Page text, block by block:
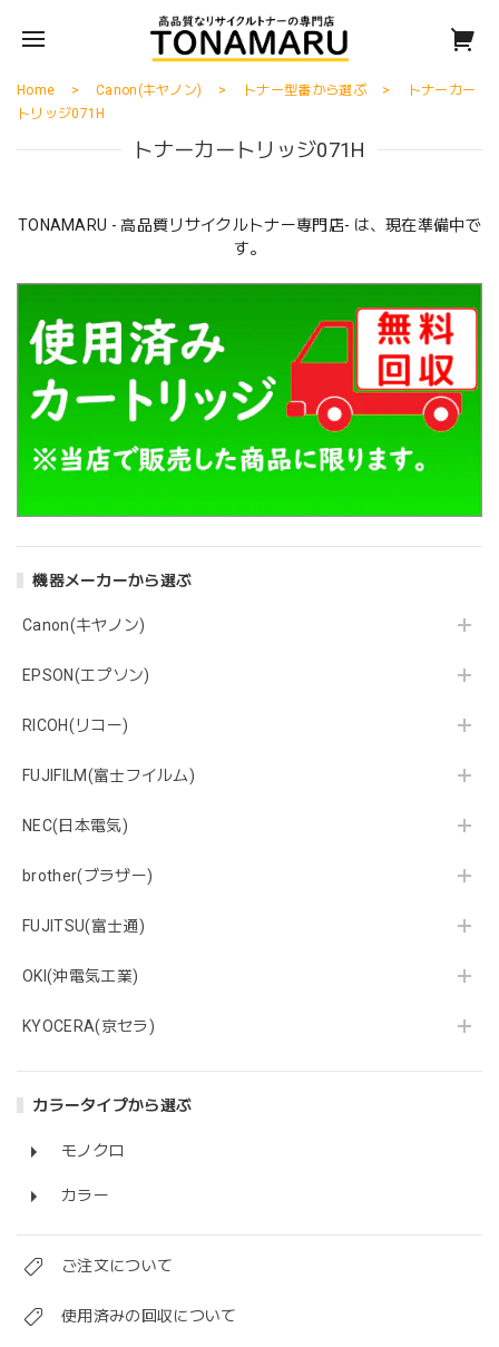
機器メーカーから選ぶ
Canon(キヤノン)
EPSON(エプソン)
RICOH(リコー)
FUJIFILM(富士フイルム)
NEC(日本電気)
brother(ブラザー)
FUJITSU(富士通)
OKI(沖電気工業)
KYOCERA(京セラ)
カラータイプから選ぶ
モノクロ
カラー
ご注文について
使用済みの回収について
Home Canon(キヤノン) トナー型番から選ぶ
トナーカー
トリッジ071H
トナーカートリッジ071H
TONAMARU - 高品質リサイクルトナー専門店- は、現在準備中で
す。